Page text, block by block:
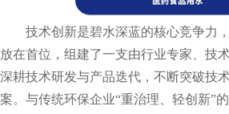
技术创新是碧水深蓝的核心竞争力
放在首位，组建了一支由行业专家、技
深耕技术研发与产品迭代，不断突破技
案。与传统环保企业“重治理、轻创新”